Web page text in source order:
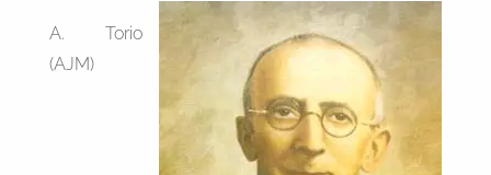
A. Torio
(AJM)